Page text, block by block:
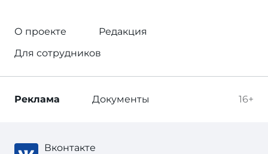
О проекте
Редакция
Для сотрудников
16+
Реклама Документы
Вконтакте